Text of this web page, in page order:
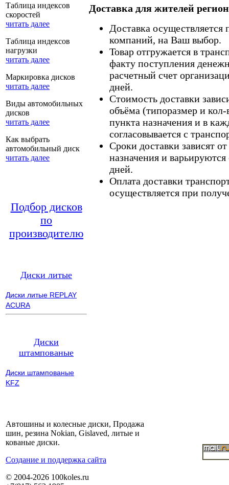
Таблица индексов
скоростей
читать далее
Таблица индексов
нагрузки
читать далее
Маркировка дисков
читать далее
Виды автомобильных
дисков
читать далее
Как выбрать
автомобильный диск
читать далее
Подбор дисков
по
производителю
Диски литые
Диски литые REPLAY
ACURA
Диски
штампованые
Диски штампованые
KFZ
Доставка для жителей
Доставка
компаний, на Ваш выбор.
Товар отгружается в
факту поступления
расчетный счет
дней.
Стоимость доставки
объёма (типоразмер и кол-
пункта назначения и в
согласовывается с
Сроки доставки зависят
назначения и
дней.
Оплата доставки
осуществляется при
Автошины и колесные диски, Продажа
шин, резина Nokian, Gislaved, литые и
кованые диски.
Cоздание и поддержка сайта
© 2004-2026 100koles.ru